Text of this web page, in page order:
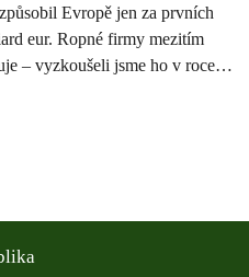
Evropě jen za prvních
eur. Ropné firmy mezitím
– vyzkoušeli jsme ho v roce